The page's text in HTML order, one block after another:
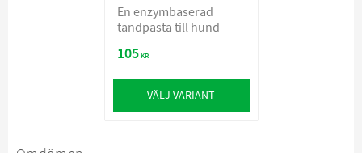
En enzymbaserad
tandpasta till hund
105KR
VÄLJ VARIANT